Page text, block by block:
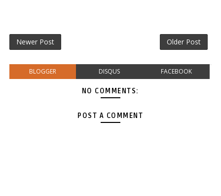
Newer Post Older Post
BLOGGER DISQUS FACEBOOK
NO COMMENTS:
POST A COMMENT